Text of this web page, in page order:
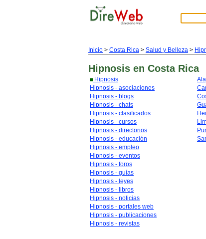
Inicio > Costa Rica > Salud y Belleza >
Hipnosis en Costa Rica
Hipnosis
Hipnosis - asociaciones
Hipnosis - blogs
Hipnosis - chats
Hipnosis - clasificados
Hipnosis - cursos
Hipnosis - directorios
Hipnosis - educación
Hipnosis - empleo
Hipnosis - eventos
Hipnosis - foros
Hipnosis - guías
Hipnosis - leyes
Hipnosis - libros
Hipnosis - noticias
Hipnosis - portales web
Hipnosis - publicaciones
Hipnosis - revistas